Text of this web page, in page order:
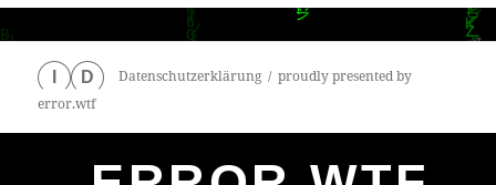
D Datenschutzerklärung
proudly presented by
error.wtf